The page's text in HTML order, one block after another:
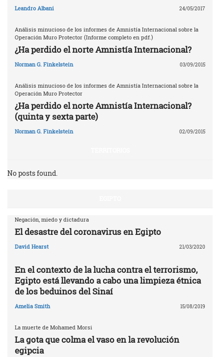
Leandro Albani 24/05/2017
Análisis minucioso de los informes de Amnistía Internacional sobre la
Operación Muro Protector (Informe completo en pdf.)
¿Ha perdido el norte Amnistía Internacional?
Norman G. Finkelstein 03/09/2015
Análisis minucioso de los informes de Amnistía Internacional sobre la
Operación Muro Protector
¿Ha perdido el norte Amnistía Internacional?
(quinta y sexta parte)
Norman G. Finkelstein 02/09/2015
No posts found.
Negación, miedo y dictadura
El desastre del coronavirus en Egipto
David Hearst 21/03/2020
En el contexto de la lucha contra el terrorismo,
Egipto está llevando a cabo una limpieza étnica
de los beduinos del Sinaí
Amelia Smith 15/08/2019
La muerte de Mohamed Morsi
La gota que colma el vaso en la revolución
egipcia